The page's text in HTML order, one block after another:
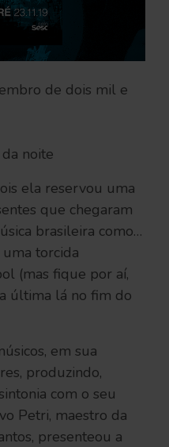
de dois mil e
noite
ela reservou uma
que chegaram
brasileira como…
torcida
(mas fique por aí,
última lá no fim do
em sua
produzindo,
com o seu
Petri, maestro da
presenteou a